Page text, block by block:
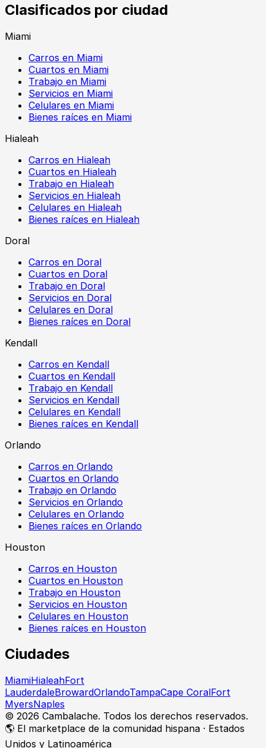
Clasificados por ciudad
Miami
Carros en Miami
Cuartos en Miami
Trabajo en Miami
Servicios en Miami
Celulares en Miami
Bienes raíces en Miami
Hialeah
Carros en Hialeah
Cuartos en Hialeah
Trabajo en Hialeah
Servicios en Hialeah
Celulares en Hialeah
Bienes raíces en Hialeah
Doral
Carros en Doral
Cuartos en Doral
Trabajo en Doral
Servicios en Doral
Celulares en Doral
Bienes raíces en Doral
Kendall
Carros en Kendall
Cuartos en Kendall
Trabajo en Kendall
Servicios en Kendall
Celulares en Kendall
Bienes raíces en Kendall
Orlando
Carros en Orlando
Cuartos en Orlando
Trabajo en Orlando
Servicios en Orlando
Celulares en Orlando
Bienes raíces en Orlando
Houston
Carros en Houston
Cuartos en Houston
Trabajo en Houston
Servicios en Houston
Celulares en Houston
Bienes raíces en Houston
Ciudades
MiamiHialeahFort
LauderdaleBrowardOrlandoTampaCape CoralFort
MyersNaples
© 2026 Cambalache. Todos los derechos reservados.
🌎 El marketplace de la comunidad hispana · Estados
Unidos y Latinoamérica